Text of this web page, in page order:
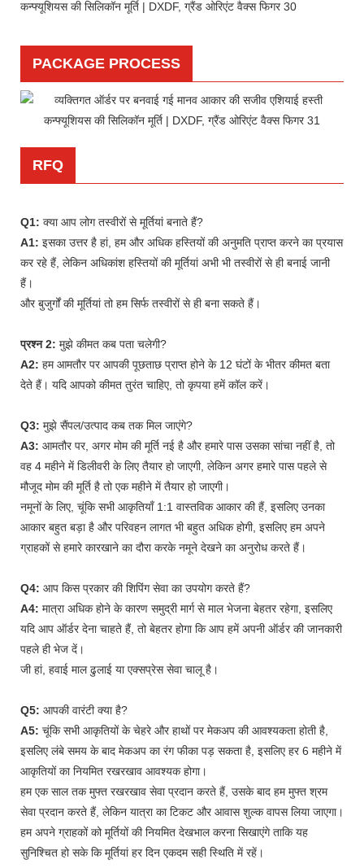
PACKAGE PROCESS
RFQ
Q1: क्या आप लोग तस्वीरों से मूर्तियां बनाते हैं?
A1: इसका उत्तर है हां, हम और अधिक हस्तियों की अनुमति प्राप्त करने का प्रयास
कर रहे हैं, लेकिन अधिकांश हस्तियों की मूर्तियां अभी भी तस्वीरों से ही बनाई जानी
हैं।
और बुजुर्गों की मूर्तियां तो हम सिर्फ तस्वीरों से ही बना सकते हैं।
प्रश्न 2: मुझे कीमत कब पता चलेगी?
A2: हम आमतौर पर आपकी पूछताछ प्राप्त होने के 12 घंटों के भीतर कीमत बता
देते हैं। यदि आपको कीमत तुरंत चाहिए, तो कृपया हमें कॉल करें।
Q3: मुझे सैंपल/उत्पाद कब तक मिल जाएंगे?
A3: आमतौर पर, अगर मोम की मूर्ति नई है और हमारे पास उसका सांचा नहीं है, तो
वह 4 महीने में डिलीवरी के लिए तैयार हो जाएगी, लेकिन अगर हमारे पास पहले से
मौजूद मोम की मूर्ति है तो एक महीने में तैयार हो जाएगी।
नमूनों के लिए, चूंकि सभी आकृतियाँ 1:1 वास्तविक आकार की हैं, इसलिए उनका
आकार बहुत बड़ा है और परिवहन लागत भी बहुत अधिक होगी, इसलिए हम अपने
ग्राहकों से हमारे कारखाने का दौरा करके नमूने देखने का अनुरोध करते हैं।
Q4: आप किस प्रकार की शिपिंग सेवा का उपयोग करते हैं?
A4: मात्रा अधिक होने के कारण समुद्री मार्ग से माल भेजना बेहतर रहेगा, इसलिए
यदि आप ऑर्डर देना चाहते हैं, तो बेहतर होगा कि आप हमें अपनी ऑर्डर की जानकारी
पहले ही भेज दें।
जी हां, हवाई माल ढुलाई या एक्सप्रेस सेवा चालू है।
Q5: आपकी वारंटी क्या है?
A5: चूंकि सभी आकृतियों के चेहरे और हाथों पर मेकअप की आवश्यकता होती है,
इसलिए लंबे समय के बाद मेकअप का रंग फीका पड़ सकता है, इसलिए हर 6 महीने में
आकृतियों का नियमित रखरखाव आवश्यक होगा।
हम एक साल तक मुफ्त रखरखाव सेवा प्रदान करते हैं, उसके बाद हम मुफ्त श्रम
सेवा प्रदान करते हैं, लेकिन यात्रा का टिकट और आवास शुल्क वापस लिया जाएगा।
हम अपने ग्राहकों को मूर्तियों की नियमित देखभाल करना सिखाएंगे ताकि यह
सुनिश्चित हो सके कि मूर्तियां हर दिन एकदम सही स्थिति में रहें।